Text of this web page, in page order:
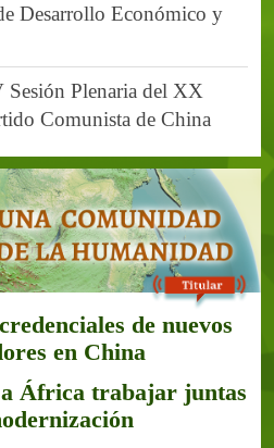
Desarrollo Económico y
Sesión Plenaria del XX
Comunista de China
de nuevos
en China
África trabajar juntas